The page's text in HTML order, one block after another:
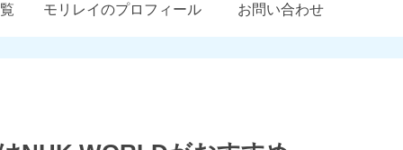
モリレイのプロフィール お問い合わせ